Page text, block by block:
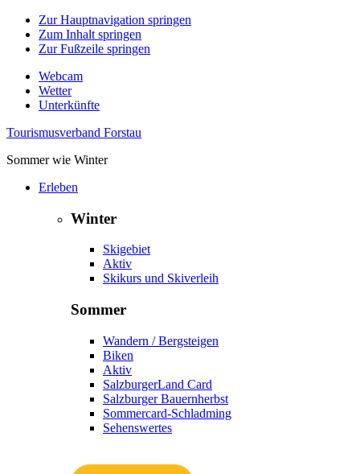
Zur Hauptnavigation springen
Zum Inhalt springen
Zur Fußzeile springen
Webcam
Wetter
Unterkünfte
Tourismusverband Forstau
Sommer wie Winter
Erleben
Winter
Skigebiet
Aktiv
Skikurs und Skiverleih
Sommer
Wandern / Bergsteigen
Biken
Aktiv
SalzburgerLand Card
Salzburger Bauernherbst
Sommercard-Schladming
Sehenswertes